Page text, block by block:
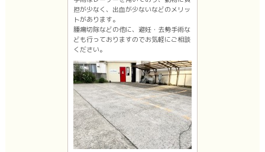
担が少なく、出血が少ないなどのメリッ
トがあります。
腫瘍切除などの他に、避妊・去勢手術な
ども行っておりますのでお気軽にご相談
ください。